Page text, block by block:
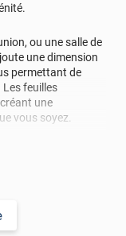
ou une salle de
une dimension
permettant de
feuilles
une
vous soyez.
entre